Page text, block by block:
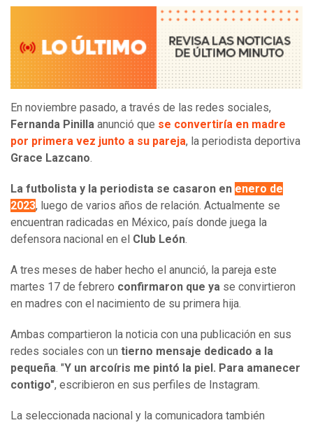
En noviembre pasado, a través de las redes sociales,
Fernanda Pinilla anunció que se convertiría en madre
por primera vez junto a su pareja, la periodista deportiva
Grace Lazcano.
La futbolista y la periodista se casaron en enero de
2023, luego de varios años de relación. Actualmente se
encuentran radicadas en México, país donde juega la
defensora nacional en el Club León.
A tres meses de haber hecho el anunció, la pareja este
martes 17 de febrero confirmaron que ya se convirtieron
en madres con el nacimiento de su primera hija.
Ambas compartieron la noticia con una publicación en sus
redes sociales con un tierno mensaje dedicado a la
pequeña. "Y un arcoíris me pintó la piel. Para amanecer
contigo", escribieron en sus perfiles de Instagram.
La seleccionada nacional y la comunicadora también